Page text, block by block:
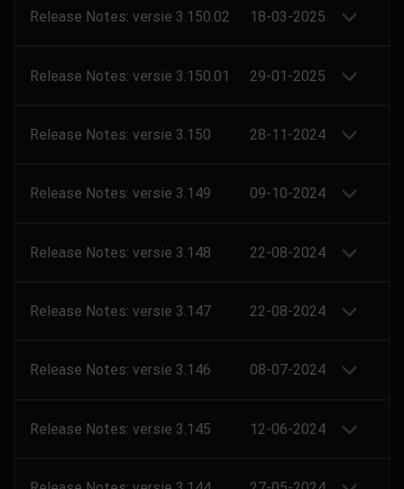
Release Notes: versie 3.150.02 18-03-2025
Release Notes: versie 3.150.01 29-01-2025
Release Notes: versie 3.150 28-11-2024
Release Notes: versie 3.149 09-10-2024
Release Notes: versie 3.148 22-08-2024
Release Notes: versie 3.147 22-08-2024
Release Notes: versie 3.146 08-07-2024
Release Notes: versie 3.145 12-06-2024